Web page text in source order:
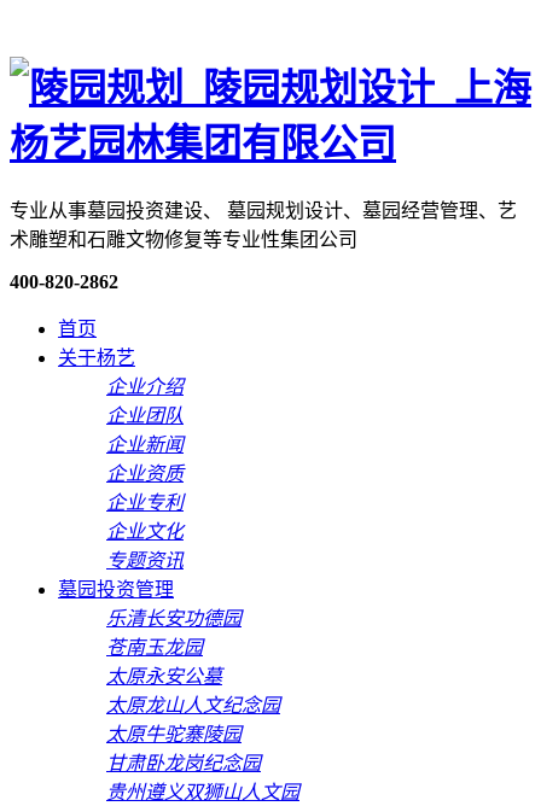
专业从事墓园投资建设、 墓园规划设计、墓园经营管理、艺
术雕塑和石雕文物修复等专业性集团公司
400-820-2862
首页
关于杨艺
企业介绍
企业团队
企业新闻
企业资质
企业专利
企业文化
专题资讯
墓园投资管理
乐清长安功德园
苍南玉龙园
太原永安公墓
太原龙山人文纪念园
太原牛驼寨陵园
甘肃卧龙岗纪念园
贵州遵义双狮山人文园